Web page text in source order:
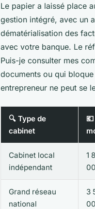
Le papier a laissé place
gestion intégré, avec un
dématérialisation des
avec votre banque. Le
Puis-je consulter mes
documents ou qui
entrepreneur ne peut se
🔍 Type de
cabinet
Cabinet local
indépendant
1
Grand réseau
national
3